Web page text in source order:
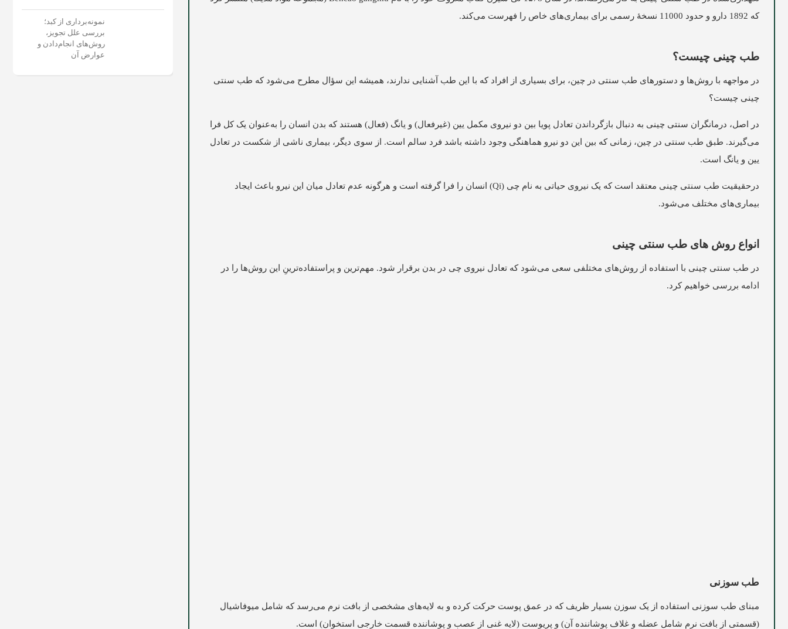
که 1892 دارو و حدود 11000 نسخۀ رسمی برای بیماری‌های خاص را فهرست می‌کند.
طب چینی چیست؟
در مواجهه با روش‌ها و دستورهای طب سنتی در چین، برای بسیاری از افراد که با این طب آشنایی ندارند، همیشه این سؤال مطرح می‌شود که طب سنتی
چینی چیست؟
در اصل، درمانگران سنتی چینی به دنبال بازگرداندن تعادل پویا بین دو نیروی مکمل یین (غیرفعال) و یانگ (فعال) هستند که بدن انسان را به‌عنوان یک کل فرا
می‌گیرند. طبق طب سنتی در چین، زمانی که بین این دو نیرو هماهنگی وجود داشته باشد فرد سالم است. از سوی دیگر، بیماری ناشی از شکست در تعادل
یین و یانگ است.
درحقیقیت طب سنتی چینی معتقد است که یک نیروی حیاتی به نام چی (Qi) انسان را فرا گرفته است و هرگونه عدم تعادل میان این نیرو باعث ایجاد
بیماری‌های مختلف می‌شود.
انواع روش‌ های طب سنتی چینی
در طب سنتی چینی با استفاده از روش‌های مختلفی سعی می‌شود که تعادل نیروی چی در بدن برقرار شود. مهم‌ترین و پراستفاده‌ترینِ این روش‌ها را در
ادامه بررسی خواهیم کرد.
طب سوزنی
مبنای طب سوزنی استفاده از یک سوزن بسیار ظریف که در عمق پوست حرکت کرده و به لایه‌های مشخصی از بافت نرم می‌رسد که شامل میوفاشیال
(قسمتی از بافت نرم شامل عضله و غلاف پوشاننده آن) و پریوست (لایه غنی از عصب و پوشاننده قسمت خارجی استخوان) است.
نمونه‌برداری از کبد؛
بررسی علل تجویز،
روش‌های انجام‌دادن و
عوارض آن